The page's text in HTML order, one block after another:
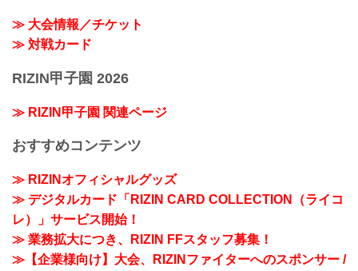
≫ 大会情報／チケット
≫ 対戦カード
RIZIN甲子園 2026
≫ RIZIN甲子園 関連ページ
おすすめコンテンツ
≫ RIZINオフィシャルグッズ
≫ デジタルカード「RIZIN CARD COLLECTION（ライコ
レ）」サービス開始！
≫ 業務拡大につき、RIZIN FFスタッフ募集！
≫【企業様向け】大会、RIZINファイターへのスポンサー /